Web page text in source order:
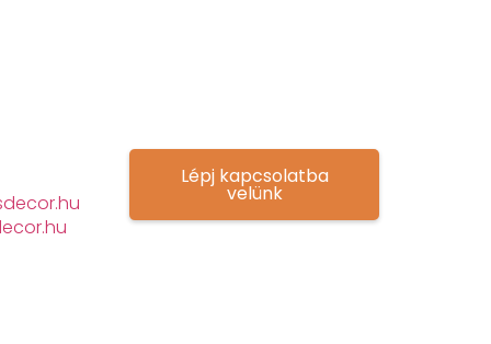
Lépj kapcsolatba
velünk